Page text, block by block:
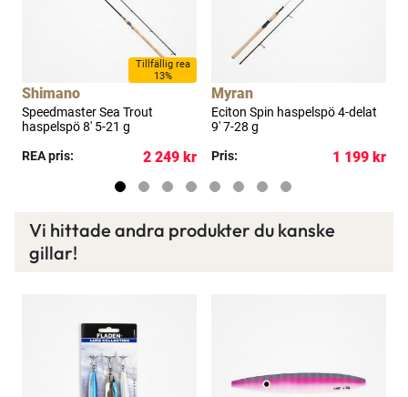
Spana in FJ Max
Ett exklusivt medlemskap med många förmåner.
Bättre priser, fri frakt på alla ordrar, bonuscheck
Tillfällig rea
13%
Shimano
Speedmaster Sea Trout
haspelspö 8' 5-21 g
REA pris:
2 249 kr
Myran
Eciton Spin haspelspö 4-delat
9' 7-28 g
Pris:
1 199 kr
Vi hittade andra produkter du kanske
gillar!